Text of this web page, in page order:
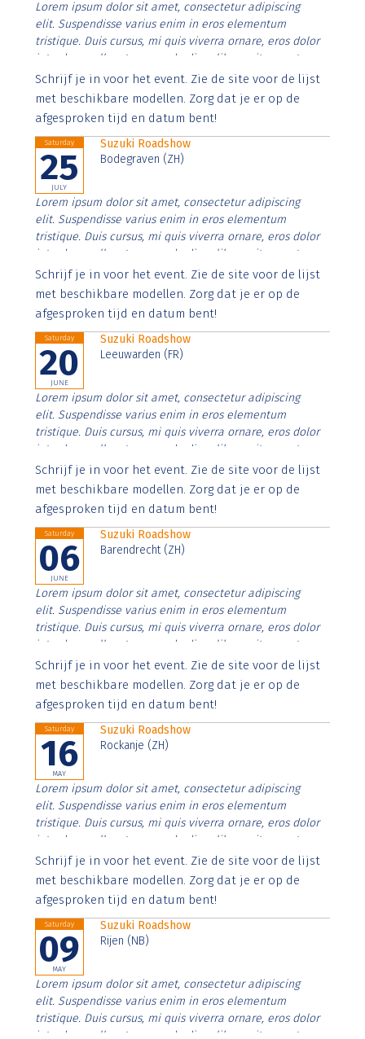
Lorem ipsum dolor sit amet, consectetur adipiscing
elit. Suspendisse varius enim in eros elementum
tristique. Duis cursus, mi quis viverra ornare, eros dolor
interdum nulla, ut commodo diam libero vitae erat.
Aenean faucibus nibh et justo cursus id rutrum lorem
imperdiet. Nunc ut sem vitae risus tristique posuere.
Schrijf je in voor het event. Zie de site voor de lijst
met beschikbare modellen. Zorg dat je er op de
afgesproken tijd en datum bent!
Saturday
25
JULY
Suzuki Roadshow
Bodegraven (ZH)
Lorem ipsum dolor sit amet, consectetur adipiscing
elit. Suspendisse varius enim in eros elementum
tristique. Duis cursus, mi quis viverra ornare, eros dolor
interdum nulla, ut commodo diam libero vitae erat.
Aenean faucibus nibh et justo cursus id rutrum lorem
imperdiet. Nunc ut sem vitae risus tristique posuere.
Schrijf je in voor het event. Zie de site voor de lijst
met beschikbare modellen. Zorg dat je er op de
afgesproken tijd en datum bent!
Saturday
20
JUNE
Suzuki Roadshow
Leeuwarden (FR)
Lorem ipsum dolor sit amet, consectetur adipiscing
elit. Suspendisse varius enim in eros elementum
tristique. Duis cursus, mi quis viverra ornare, eros dolor
interdum nulla, ut commodo diam libero vitae erat.
Aenean faucibus nibh et justo cursus id rutrum lorem
imperdiet. Nunc ut sem vitae risus tristique posuere.
Schrijf je in voor het event. Zie de site voor de lijst
met beschikbare modellen. Zorg dat je er op de
afgesproken tijd en datum bent!
Saturday
06
JUNE
Suzuki Roadshow
Barendrecht (ZH)
Lorem ipsum dolor sit amet, consectetur adipiscing
elit. Suspendisse varius enim in eros elementum
tristique. Duis cursus, mi quis viverra ornare, eros dolor
interdum nulla, ut commodo diam libero vitae erat.
Aenean faucibus nibh et justo cursus id rutrum lorem
imperdiet. Nunc ut sem vitae risus tristique posuere.
Schrijf je in voor het event. Zie de site voor de lijst
met beschikbare modellen. Zorg dat je er op de
afgesproken tijd en datum bent!
Saturday
16
MAY
Suzuki Roadshow
Rockanje (ZH)
Lorem ipsum dolor sit amet, consectetur adipiscing
elit. Suspendisse varius enim in eros elementum
tristique. Duis cursus, mi quis viverra ornare, eros dolor
interdum nulla, ut commodo diam libero vitae erat.
Aenean faucibus nibh et justo cursus id rutrum lorem
imperdiet. Nunc ut sem vitae risus tristique posuere.
Schrijf je in voor het event. Zie de site voor de lijst
met beschikbare modellen. Zorg dat je er op de
afgesproken tijd en datum bent!
Saturday
09
MAY
Suzuki Roadshow
Rijen (NB)
Lorem ipsum dolor sit amet, consectetur adipiscing
elit. Suspendisse varius enim in eros elementum
tristique. Duis cursus, mi quis viverra ornare, eros dolor
interdum nulla, ut commodo diam libero vitae erat.